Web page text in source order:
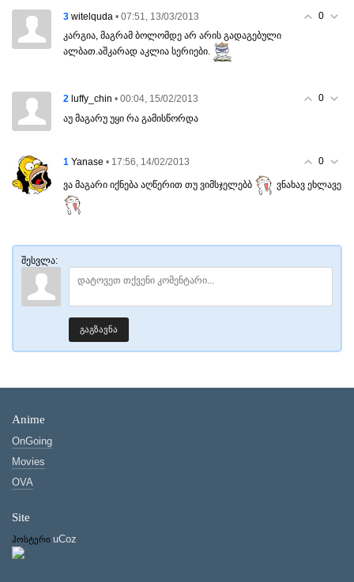
0
3 witelquda • 07:51, 13/03/2013
კარგია, მაგრამ ბოლომდე არ არის გადაგებული
ალბათ.აშკარად აკლია სერიები.
0
2 luffy_chin • 00:04, 15/02/2013
აუ მაგარუ უყი რა გამისწორდა
0
1 Yanase • 17:56, 14/02/2013
ვა მაგარი იქნება აღწერით თუ ვიმსჯელებბ ვნახავ ეხლავე
შესვლა:
გაგზავნა
Anime
OnGoing
Movies
OVA
Site
ჰოსტერი uCoz